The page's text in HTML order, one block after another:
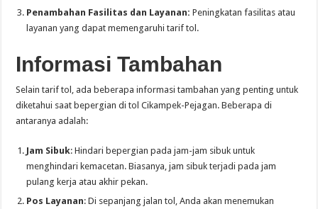
Penambahan Fasilitas dan Layanan: Peningkatan fasilitas atau
layanan yang dapat memengaruhi tarif tol.
Informasi Tambahan
Selain tarif tol, ada beberapa informasi tambahan yang penting untuk
diketahui saat bepergian di tol Cikampek-Pejagan. Beberapa di
antaranya adalah:
Jam Sibuk: Hindari bepergian pada jam-jam sibuk untuk
menghindari kemacetan. Biasanya, jam sibuk terjadi pada jam
pulang kerja atau akhir pekan.
Pos Layanan: Di sepanjang jalan tol, Anda akan menemukan